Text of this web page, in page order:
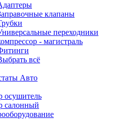
клапаны
переходники
- магистраль
всё
Авто
осушитель
салонный